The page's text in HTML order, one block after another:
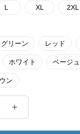
L XL 2XL
グリーン レッド
ホワイト ベージュ
ン